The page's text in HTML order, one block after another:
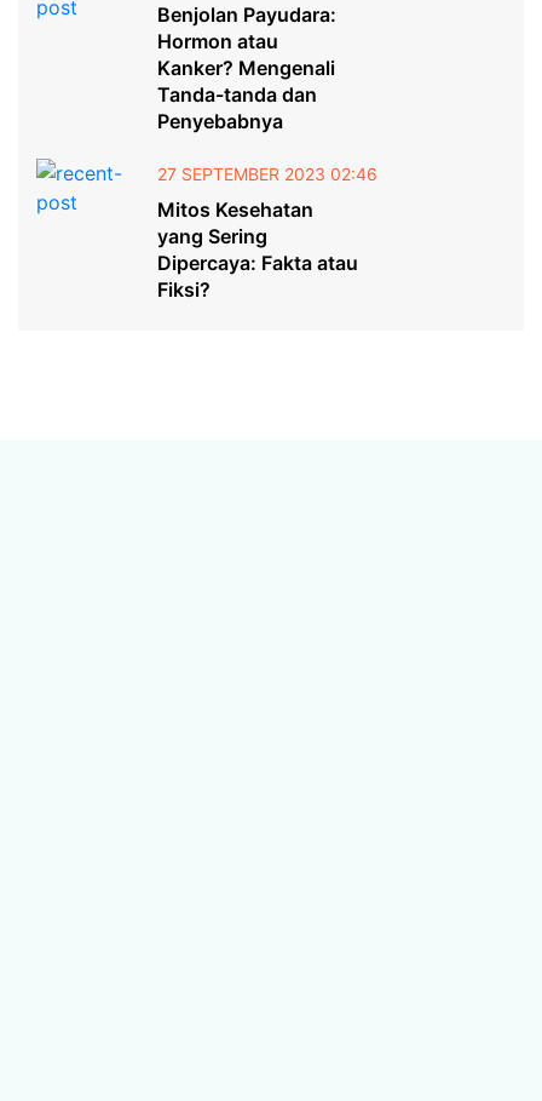
Benjolan Payudara:
Hormon atau
Kanker? Mengenali
Tanda-tanda dan
Penyebabnya
27 SEPTEMBER 2023 02:46
Mitos Kesehatan
yang Sering
Dipercaya: Fakta atau
Fiksi?